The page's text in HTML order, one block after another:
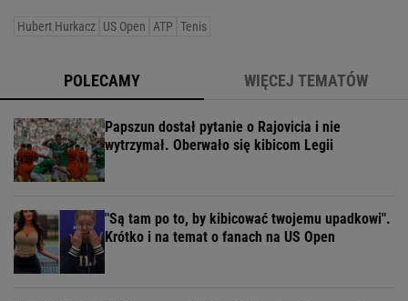
Hubert Hurkacz US Open ATP Tenis
POLECAMY WIĘCEJ TEMATÓW
Papszun dostał pytanie o Rajovicia i nie
wytrzymał. Oberwało się kibicom Legii
"Są tam po to, by kibicować twojemu upadkowi".
Krótko i na temat o fanach na US Open